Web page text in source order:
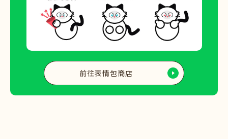
前往表情包商店